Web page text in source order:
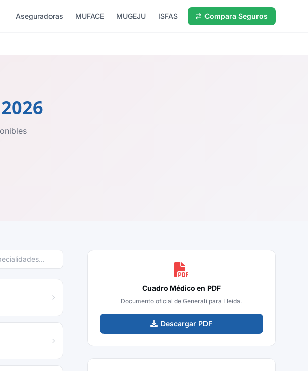
Aseguradoras MUFACE MUGEJU ISFAS Compara Seguros
2026
Cuadro Médico en PDF
Documento oficial de Generali para Lleida.
Descargar PDF